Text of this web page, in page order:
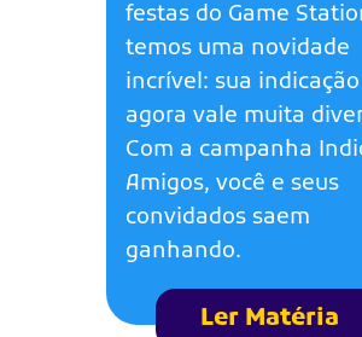
festas do Game
temos uma novidade
incrível: sua indicação
agora vale muita
Com a campanha
Amigos, você e seus
convidados saem
ganhando.
Ler Matéria